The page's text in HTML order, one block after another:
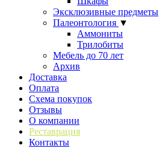
Эксклюзивные предметы
Палеонтология ▼
Аммониты
Трилобиты
Мебель до 70 лет
Архив
Доставка
Оплата
Схема покупок
Отзывы
О компании
Реставрация
Контакты